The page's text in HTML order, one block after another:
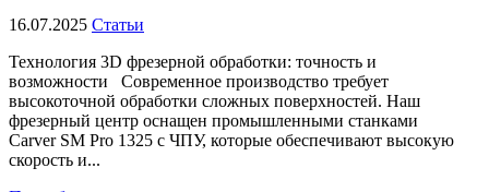
16.07.2025 Статьи
Технология 3D фрезерной обработки: точность и
возможности Современное производство требует
высокоточной обработки сложных поверхностей. Наш
фрезерный центр оснащен промышленными станками
Carver SM Pro 1325 с ЧПУ, которые обеспечивают высокую
скорость и...